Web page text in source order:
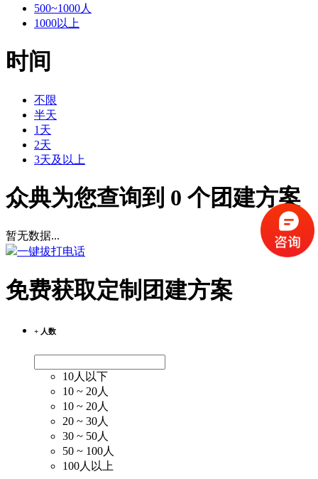
500~1000人
1000以上
时间
不限
半天
1天
2天
3天及以上
众典为您查询到 0 个团建方案
暂无数据...
一键拔打电话
免费获取定制团建方案
+ 人数
10人以下
10 ~ 20人
10 ~ 20人
20 ~ 30人
30 ~ 50人
50 ~ 100人
100人以上